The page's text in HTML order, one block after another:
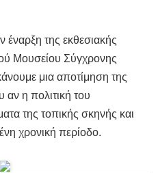
έναρξη της εκθεσιακής
Μουσείου Σύγχρονης
μια αποτίμηση της
αν η πολιτική του
της τοπικής σκηνής και
χρονική περίοδο.